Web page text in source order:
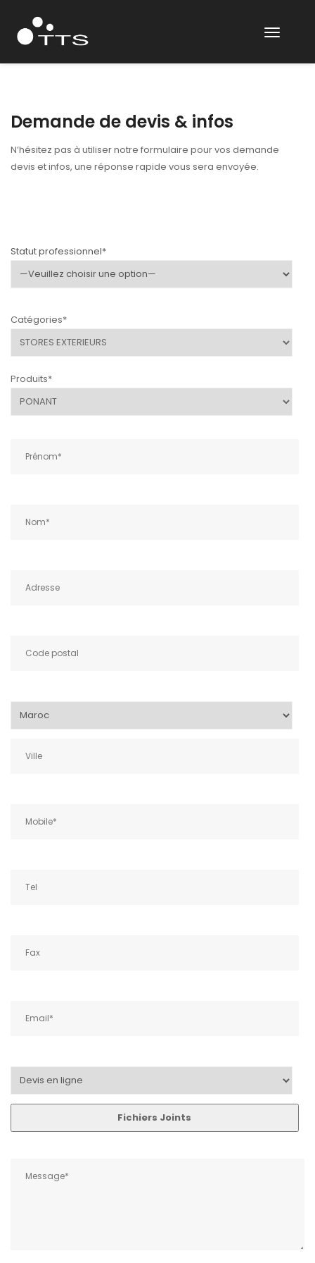
Toggle
Demande de devis & infos
N’hésitez pas à utiliser notre formulaire pour vos demande
devis et infos, une réponse rapide vous sera envoyée.
Statut professionnel*
Catégories*
Produits*